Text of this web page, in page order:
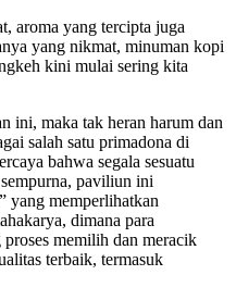
aroma yang tercipta juga
yang nikmat, minuman kopi
kini mulai sering kita
ini, maka tak heran harum dan
salah satu primadona di
bahwa segala sesuatu
paviliun ini
yang memperlihatkan
dimana para
memilih dan meracik
terbaik, termasuk